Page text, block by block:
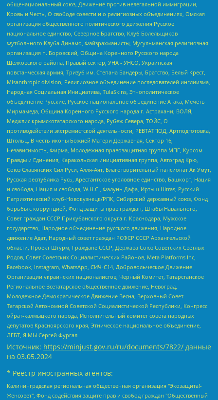
общенациональный союз, Движение против нелегальной иммиграции,
Кровь и Честь, О свободе совести и о религиозных объединениях, Омская
организация общественного политического движения Русское
национальное единство, Северное Братство, Клуб Болельщиков
Футбольного Клуба Динамо, Файзрахманисты, Мусульманская религиозная
организация п. Боровский, Община Коренного Русского народа
Щелковского района, Правый сектор, УНА - УНСО, Украинская
повстанческая армия, Тризуб им. Степана Бандеры, Братство, Белый Крест,
Misanthropic division, Религиозное объединение последователей инглиизма,
Народная Социальная Инициатива, TulaSkins, Этнополитическое
объединение Русские, Русское национальное объединение Атака, Мечеть
Мирмамеда, Община Коренного Русского народа г. Астрахани, ВОЛЯ,
Меджлис крымскотатарского народа, Рубеж Севера, ТОЙС, О
противодействии экстремистской деятельности, РЕВТАТПОД, Артподготовка,
Штольц, В честь иконы Божией Матери Державная, Сектор 16,
Независимость, Фирма, Молодежная правозащитная группа МПГ, Курсом
Правды и Единения, Каракольская инициативная группа, Автоград Крю,
Союз Славянских Сил Руси, Алля-Аят, Благотворительный пансионат Ак Умут,
Русская республика Русь, Арестантское уголовное единство, Башкорт, Нация
и свобода, Нация и свобода, W.H.С., Фалунь Дафа, Иртыш Ultras, Русский
Патриотический клуб-Новокузнецк/РПК, Сибирский державный союз, Фонд
борьбы с коррупцией, Фонд защиты прав граждан, Штабы Навального,
Совет граждан СССР Прикубанского округа г. Краснодара, Мужское
государство, Народное объединение русского движения, Народное
движение Адат, Народный совет граждан РСФСР СССР Архангельской
области, Проект Штурм, Граждане СССР, Держава Союз Советских Светлых
Родов, Совет Советских Социалистических Районов, Meta Platforms Inc,
Facebook, Instagram, WhatsApp, СИЧ-С14, Добровольческое Движение
Организации украинских националистов, Черный Комитет, Татарстанское
Региональное Всетатарское общественное движение, Невоград,
Молодежное Демократическое Движение Весна, Верховный Совет
Татарской Автономной Советской Социалистической Республики, Конгресс
ойрат-калмыцкого народа, Исполнительный комитет совета народных
депутатов Красноярского края, Этническое национальное объединение,
ЛГБТ, Я.МЫ Сергей Фургал
Источник: https://minjust.gov.ru/ru/documents/7822/ данные
на 03.05.2024
* Реестр иностранных агентов:
Калининградская региональная общественная организация "Экозащита!-Женсовет", Фонд содействия защите прав и свобод граждан "Общественный вердикт", Фонд "Институт Развития Свободы Информации", Частное учреждение "Информационное агентство МЕМО. РУ", Региональная общественная организация "Общественная комиссия по сохранению наследия академика Сахарова", Фонд поддержки свободы прессы, Санкт-Петербургская общественная правозащитная организация "Гражданский контроль", Межрегиональная общественная организация "Информационно-просветительский центр "Мемориал", Региональный Фонд "Центр Защиты Прав Средств Массовой Информации", с 05.12.2023 Фонд "Центр Защиты Прав Средств массовой информации", Региональная общественная благотворительная организация помощи беженцам и мигрантам "Гражданское содействие", Негосударственное образовательное учреждение дополнительного профессионального образования (повышение квалификации) специалистов "АКАДЕМИЯ ПО ПРАВАМ ЧЕЛОВЕКА", Свердловская региональная общественная организация "Сутяжник", Автономная некоммерческая организация "Центр независимых социологических исследований", Союз общественных объединений "Российский исследовательский центр по правам человека", Региональное общественное учреждение научно-информационный центр "МЕМОРИАЛ", Некоммерческая организация "Фонд защиты гласности", Автономная некоммерческая организация "Институт прав человека", Городская общественная организация "Екатеринбургское общество "МЕМОРИАЛ", Городская общественная организация "Рязанское историко-просветительское и правозащитное общество "Мемориал" (Рязанский Мемориал), Челябинский региональный орган общественной самодеятельности – женское общественное объединение "Женщины Евразии", Челябинский региональный орган общественной самодеятельности "Уральская правозащитная группа", Фонд содействия защите здоровья и социальной справедливости имени Андрея Рылькова, Автономная Некоммерческая Организация "Аналитический Центр Юрия Левады", Автономная некоммерческая организация социальной поддержки населения "Проект Апрель", Региональная общественная организация помощи женщинам и детям, находящимся в кризисной ситуации "Информационно-методический центр "Анна", Фонд содействия развитию массовых коммуникаций и правовому просвещению "Так-так-Так", Фонд содействия устойчивому развитию "Серебряная тайга", Свердловский региональный общественный фонд социальных проектов "Новое время", "Idel.Реалии", Кавказ.Реалии, Крым.Реалии, Телеканал Настоящее Время, Татаро-башкирская служба Радио Свобода (Azatliq Radiosi), Радио Свободная Европа/Радио Свобода (PCE/PC), "Сибирь.Реалии", "Фактограф", Благотворительный фонд помощи осужденным и их семьям, Автономная некоммерческая организация "Институт глобализации и социальных движений", Фонд "В защиту прав заключенных", Частное учреждение "Центр поддержки и содействия развитию средств массовой информации", Пензенский региональный общественный благотворительный фонд "Гражданский союз", "Север.Реалии", Некоммерческая организация Фонд "Правовая инициатива", Общество с ограниченной ответственностью "Радио Свободная Европа/Радио Свобода", Чешское информационное агентство "MEDIUM-ORIENT", Красноярская региональная общественная организация "Мы против СПИДа", Камалягин Денис Николаевич, Маркелов Сергей Евгеньевич, Пономарев Лев Александрович, Савицкая Людмила Алексеевна, Автономная некоммерческая организация "Центр по работе с проблемой насилия "НАСИЛИЮ.НЕТ", Межрегиональный профессиональный союз работников здравоохранения "Альянс врачей", Юридическое лицо, зарегистрированное в Латвийской Республике, SIA "Medusa Project" (регистрационный номер 40103797863, дата регистрации 10.06.2014), Некоммерческая организация "Фонд по борьбе с коррупцией", Автономная некоммерческая организация "Институт права и публичной политики", Баданин Роман Сергеевич, Гликин Максим Александрович, Железнова Мария Михайловна, Лукьянова Юлия Сергеевна, Маетная Елизавета Витальевна, Маняхин Петр Борисович, Чуракова Ольга Владимировна, Ярош Юлия Петровна, Юридическое лицо "The Insider SIA", зарегистрированное в Риге, Латвийская Республика (дата регистрации 26.06.2015), являющееся администратором доменного имени интернет-издания "The Insider SIA", https://theins.ru, Постернак Алексей Евгеньевич, Рубин Михаил Аркадьевич, Анин Роман Александрович, Юридическое лицо Istories fonds, зарегистрированное в Латвийской Республике (регистрационный номер 50008295751, дата регистрации 24.02.2020), Великовский Дмитрий Александрович, Долинина Ирина Николаевна, Мароховская Алеся Алексеевна, Шлейнов Роман Юрьевич, Шмагун Олеся Валентиновна, Общество с ограниченной ответственностью "Альтаир 2021", Общество с ограниченной ответственностью "Вега 2021", Общество с ограниченной ответственностью "Главный редактор 2021", Общество с ограниченной ответственностью "Ромашки монолит", Важенков Артем Валерьевич, Ивановская областная общественная организация "Центр гендерных исследований", Гурман Юрий Альбертович, Медиапроект "ОВД-Инфо", Егоров Владимир Владимирович, Жилинский Владимир Александрович, Общество с ограниченной ответственностью "ЗП", Иванова София Юрьевна, Карезина Инна Павловна, Кильтау Екатерина Викторовна, Петров Алексей Викторович, Пискунов Сергей Евгеньевич, Смирнов Сергей Сергеевич, Тихонов Михаил Сергеевич, Общество с ограниченной ответственностью "ЖУРНАЛИСТ-ИНОСТРАННЫЙ АГЕНТ", Арапова Галина Юрьевна, Вольтская Татьяна Анатольевна, Американская компания "Mason G.E.S. Anonymous Foundation" (США), являющаяся владельцем интернет-издания https://mnews.world/, Компания "Stichting Bellingcat", зарегистрированная в Нидерландах (дата регистрации 11.07.2018), Захаров Андрей Вячеславович, Клепиковская Екатерина Дмитриевна, Общество с ограниченной ответственностью "МЕМО", Перл Роман Александрович, Симонов Евгений Алексеевич, Соловьева Елена Анатольевна, Сотников Даниил Владимирович, Сурначева Елизавета Дмитриевна, Автономная некоммерческая организация по защите прав человека и информированию населения "Якутия – Наше Мнение", Общество с ограниченной ответственностью "Москоу диджитал медиа", с 26.01.2023 Общество с ограниченной ответственностью "Чайка Белые сады", Ветошкина Валерия Валерьевна, Заговора Максим Александрович, Межрегиональное общественное движение "Российская ЛГБТ - сеть", Оленичев Максим Владимирович, Павлов Иван Юрьевич, Скворцова Елена Сергеевна, Общество с ограниченной ответственностью "Как бы инагент", Кочетков Игорь Викторович, Общество с ограниченной ответственностью "Честные выборы", Еланчик Олег Александрович, Общество с ограниченной ответственностью "Нобелевский призыв", Гималова Регина Эмилевна, Григорьев Андрей Валерьевич, Григорьева Алина Александровна, Ассоциация по содействию защите прав призывников, альтернативнослужащих и военнослужащих "Правозащитная группа "Гражданин.Армия.Право", Хисамова Регина Фаритовна, Автономная некоммерческая организация по реализации социально-правовых программ "Лилит", Дальневосточное общественное движение "Маяк", Санкт-Петербургская ЛГБТ-инициативная группа "Выход", Инициативная группа ЛГБТ+ "Реверс", Алексеев Андрей Викторович, Бекбулатова Таисия Львовна, Беляев Иван Михайлович, Владыкина Елена Сергеевна, Гельман Марат Александрович, Никульшина Вероника Юрьевна, Толоконникова Надежда Андреевна, Шендерович Виктор Анатольевич, Общество с ограниченной ответственностью "Данное сообщение", Общество с ограниченной ответственностью Издательский дом "Новая глава", Айнбиндер Александра Александровна, Московский комьюнити-центр для ЛГБТ+инициатив, Благотворительный фонд развития филантропии, Deutsche Welle (Германия, Kurt-Schumacher-Strasse 3, 53113 Bonn), Борзунова Мария Михайловна, Воробьев Виктор Викторович, Голубева Анна Львовна, Константинова Алла Михайловна, Малкова Ирина Владимировна, Мурадов Мурад Абдулгалимович, Осетинская Елизавета Николаевна, Понасенков Евгений Николаевич, Ганапольский Матвей Юрьевич, Киселев Евгений Алексеевич, Борухович Ирина Григорьевна, Дремин Иван Тимофеевич, Дубровский Дмитрий Викторович, Красноярская региональная общественная организация поддержки и развития альтернативных образовательных технологий и межкультурных коммуникаций "ИНТЕРРА", Маяковская Екатерина Алексеевна, Фейгин Марк Захарович, Филимонов Андрей Викторович, Дзугкоева Регина Николаевна, Доброхотов Роман Александрович, Дудь Юрий Александрович, Елкин Сергей Владимирович, Кругликов Кирилл Игоревич, Сабунаева Мария Леонидовна, Семенов Алексей Владимирович, Шаинян Карен Багратович, Шульман Екатерина Михайловна, Асафьев Артур Валерьевич, Вахштайн Виктор Семенович, Венедиктов Алексей Алексеевич, Лушникова Екатерина Евгеньевна, Волков Леонид Михайлович, Невзоров Александр Глебович, Пархоменко Сергей Борисович, Сироткин Ярослав Николаевич, Кара-Мурза Владимир Владимирович, Баранова Наталья Владимировна, Гозман Леонид Яковлевич, Кагарлицкий Борис Юльевич, Климарев Михаил Валерьевич, Милов Владимир Станиславович, Автономная некоммерческая организация Краснодарский центр современного искусства "Типография", Моргенштерн Алишер Тагирович, Соболь Любовь Эдуардовна, Общество с ограниченной ответственностью "ЛИЗА НОРМ", Каспаров Гарри Кимович, Ходорковский Михаил Борисович, Общество с ограниченной ответственностью "Апрельские тезисы", Данилович Ирина Брониславовна, Кашин Олег Владимирович, Петров Николай Владимирович, Пивоваров Алексей Владимирович, Соколов Михаил Владимирович, Цветкова Юлия Владимировна, Чичваркин Евгений Александрович, Комитет против пыток/Команда против пыток, Общество с ограниченной ответственностью "Первый научный", Общество с ограниченной ответственностью "Вертолет и ко", Белоцерковская Вероника Борисовна, Кац Максим Евгеньевич, Лазарева Татьяна Юрьевна, Шаведдинов Руслан Табризович, Яшин Илья Валерьевич, Общество с ограниченной ответственностью "Иноагент ААВ", Алешковский Дмитрий Петрович, Альбац Евгения Марковна, Быков Дмитрий Львович, Галямина Юлия Евгеньевна, Лойко Сергей Леонидович, Мартынов Кирилл Константинович, Медведев Сергей Александрович, Крашенинников Федор Геннадиевич, Гордеева Катерина Вл